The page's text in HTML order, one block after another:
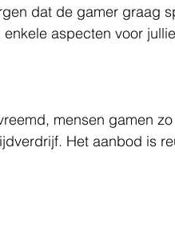
dat de gamer graag
aspecten voor
mensen gamen
Het aanbod is